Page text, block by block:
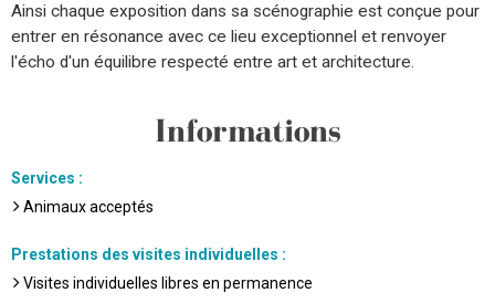
Ainsi chaque exposition dans sa scénographie est conçue pour
entrer en résonance avec ce lieu exceptionnel et renvoyer
l'écho d'un équilibre respecté entre art et architecture.
Informations
Services :
Animaux acceptés
Prestations des visites individuelles :
Visites individuelles libres en permanence